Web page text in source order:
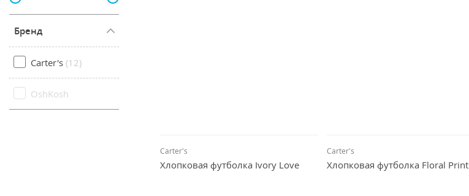
Бренд
Carter's (12)
OshKosh
Carter's
Хлопковая футболка Ivory Love
Carter's
Хлопковая футболка Floral Print